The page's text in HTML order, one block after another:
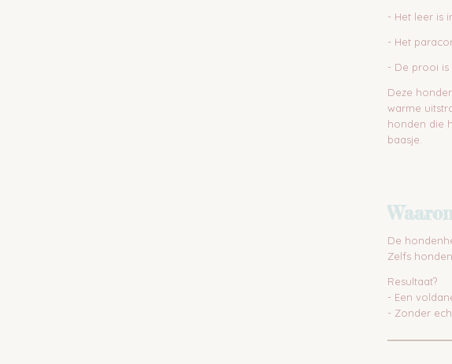
- Het leer is
- Het
- De prooi
Deze
warme
honden die
baasje.
De
Zelfs
Resultaat?
- Een
- Zonder